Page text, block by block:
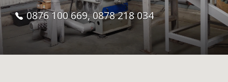
0876 100 669, 0878 218 034